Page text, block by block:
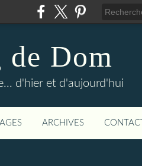
Dom
d'hier et d'aujourd'hui
ARCHIVES CONTACT